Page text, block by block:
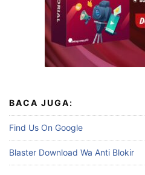
BACA JUGA:
Find Us On Google
Blaster Download Wa Anti Blokir